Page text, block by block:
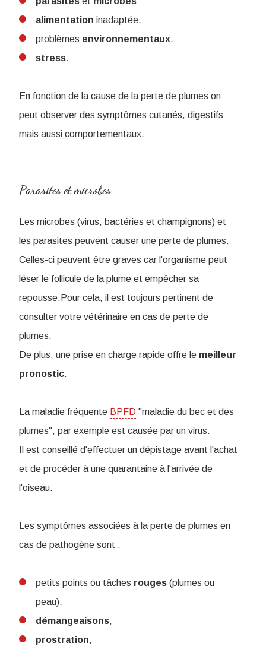
alimentation inadaptée,
problèmes environnementaux,
stress.
En fonction de la cause de la perte de plumes on
peut observer des symptômes cutanés, digestifs
mais aussi comportementaux.
Parasites et microbes
Les microbes (virus, bactéries et champignons) et
les parasites peuvent causer une perte de plumes.
Celles-ci peuvent être graves car l'organisme peut
léser le follicule de la plume et empêcher sa
repousse.Pour cela, il est toujours pertinent de
consulter votre vétérinaire en cas de perte de
plumes.
De plus, une prise en charge rapide offre le meilleur
pronostic.
La maladie fréquente BPFD "maladie du bec et des
plumes", par exemple est causée par un virus.
Il est conseillé d'effectuer un dépistage avant l'achat
et de procéder à une quarantaine à l'arrivée de
l'oiseau.
Les symptômes associées à la perte de plumes en
cas de pathogène sont :
petits points ou tâches rouges (plumes ou
peau),
démangeaisons,
prostration,